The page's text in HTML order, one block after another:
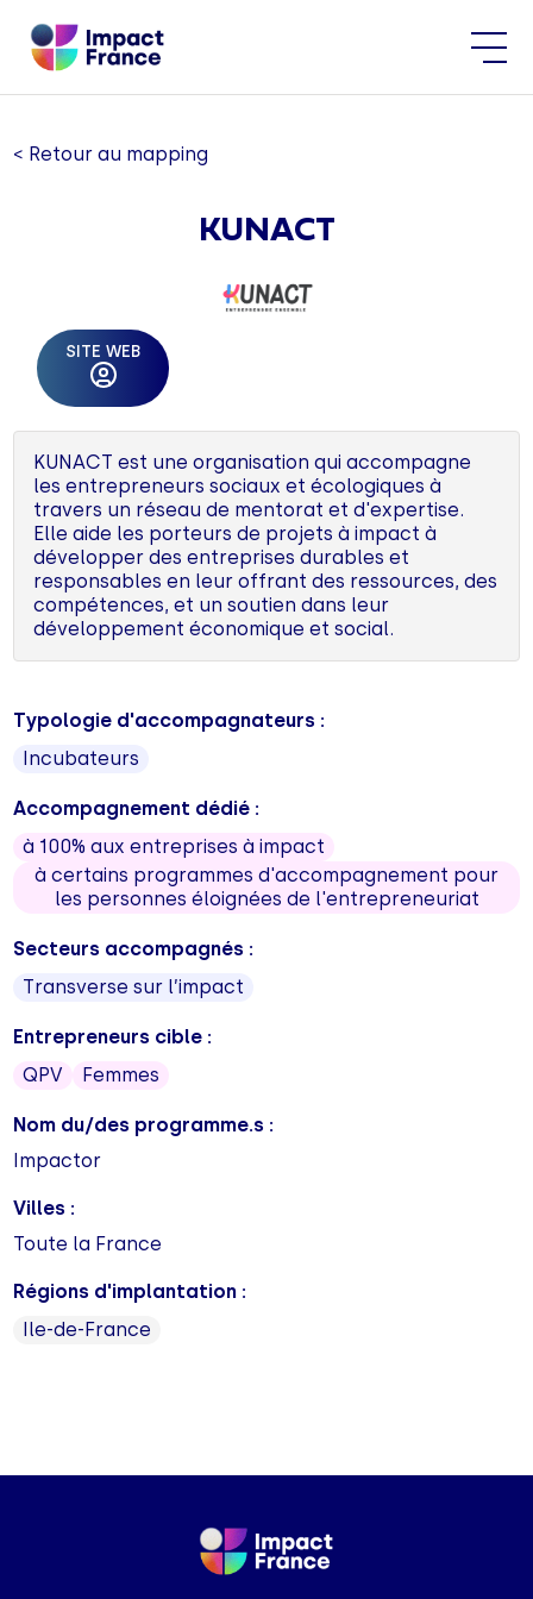
< Retour au mapping
KUNACT
SITE WEB
KUNACT est une organisation qui accompagne
les entrepreneurs sociaux et écologiques à
travers un réseau de mentorat et d'expertise.
Elle aide les porteurs de projets à impact à
développer des entreprises durables et
responsables en leur offrant des ressources, des
compétences, et un soutien dans leur
développement économique et social.
Typologie d'accompagnateurs :
Incubateurs
Accompagnement dédié :
à 100% aux entreprises à impact
à certains programmes d'accompagnement pour
les personnes éloignées de l'entrepreneuriat
Secteurs accompagnés :
Transverse sur l’impact
Entrepreneurs cible :
QPV
Femmes
Nom du/des programme.s :
Impactor
Villes :
Toute la France
Régions d'implantation :
Ile-de-France